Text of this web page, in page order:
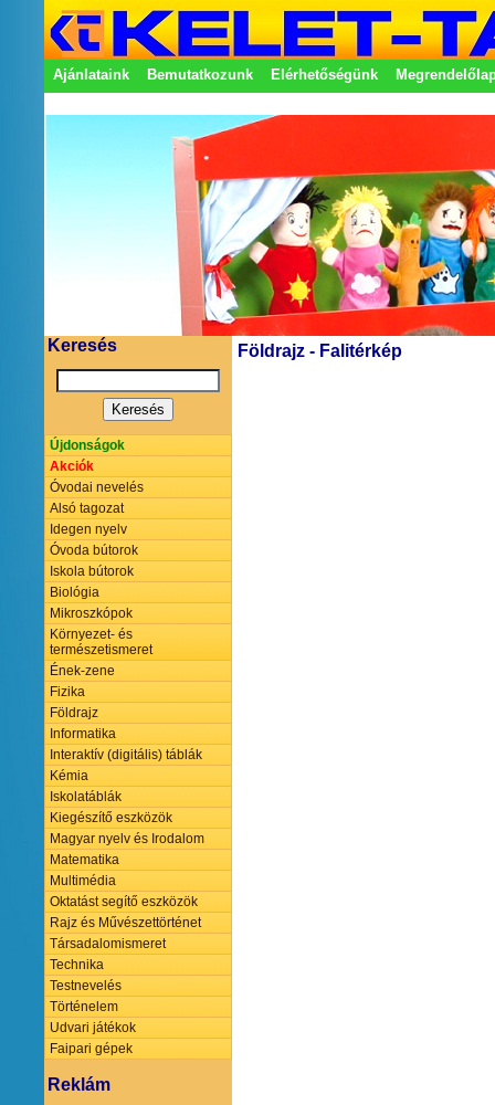
Ajánlataink Bemutatkozunk Elérhetőségünk
Keresés
Újdonságok
Akciók
Óvodai nevelés
Alsó tagozat
Idegen nyelv
Óvoda bútorok
Iskola bútorok
Biológia
Mikroszkópok
Környezet- és
természetismeret
Ének-zene
Fizika
Földrajz
Informatika
Interaktív (digitális) táblák
Kémia
Iskolatáblák
Kiegészítő eszközök
Magyar nyelv és Irodalom
Matematika
Multimédia
Oktatást segítő eszközök
Rajz és Művészettörténet
Társadalomismeret
Technika
Testnevelés
Történelem
Udvari játékok
Faipari gépek
Reklám
Földrajz - Falitérkép